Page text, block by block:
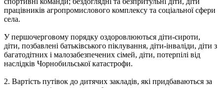
працівників агропромислового комплексу та соціальної сфери
села.
У першочерговому порядку оздоровлюються діти-сироти,
діти, позбавлені батьківського піклування, діти-інваліди, діти з
багатодітних і малозабезпечених сімей, діти, потерпілі від
наслідків Чорнобильської катастрофи.
2. Вартість путівок до дитячих закладів, які придбаваються за